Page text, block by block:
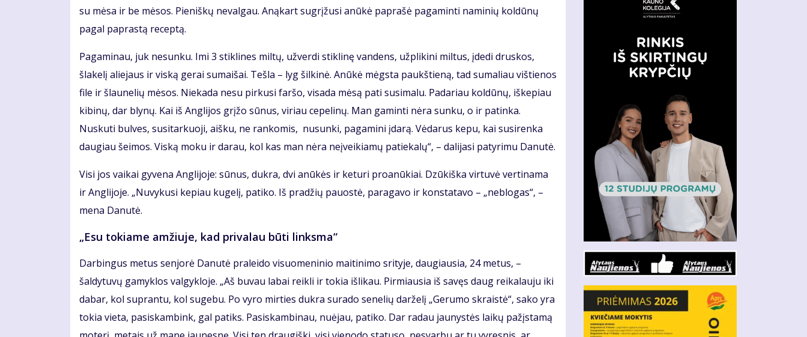
su mėsa ir be mėsos. Pieniškų nevalgau. Anąkart sugrįžusi anūkė paprašė pagaminti naminių koldūnų
pagal paprastą receptą.
Pagaminau, juk nesunku. Imi 3 stiklines miltų, užverdi stiklinę vandens, užplikini miltus, įdedi druskos,
šlakelį aliejaus ir viską gerai sumaišai. Tešla – lyg šilkinė. Anūkė mėgsta paukštieną, tad sumaliau vištienos
file ir šlaunelių mėsos. Niekada nesu pirkusi faršo, visada mėsą pati susimalu. Padariau koldūnų, iškepiau
kibinų, dar blynų. Kai iš Anglijos grįžo sūnus, viriau cepelinų. Man gaminti nėra sunku, o ir patinka.
Nuskuti bulves, susitarkuoji, aišku, ne rankomis, nusunki, pagamini įdarą. Vėdarus kepu, kai susirenka
daugiau šeimos. Viską moku ir darau, kol kas man nėra neįveikiamų patiekalų“, – dalijasi patyrimu Danutė.
Visi jos vaikai gyvena Anglijoje: sūnus, dukra, dvi anūkės ir keturi proanūkiai. Dzūkiška virtuvė vertinama
ir Anglijoje. „Nuvykusi kepiau kugelį, patiko. Iš pradžių pauostė, paragavo ir konstatavo – „neblogas“, –
mena Danutė.
„Esu tokiame amžiuje, kad privalau būti linksma“
Darbingus metus senjorė Danutė praleido visuomeninio maitinimo srityje, daugiausia, 24 metus, –
šaldytuvų gamyklos valgykloje. „Aš buvau labai reikli ir tokia išlikau. Pirmiausia iš savęs daug reikalauju iki
dabar, kol suprantu, kol sugebu. Po vyro mirties dukra surado senelių darželį „Gerumo skraistė“, sako yra
tokia vieta, pasiskambink, gal patiks. Pasiskambinau, nuėjau, patiko. Dar radau jaunystės laikų pažįstamą